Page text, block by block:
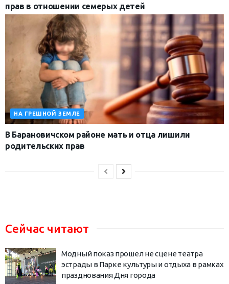
прав в отношении семерых детей
НА ГРЕШНОЙ ЗЕМЛЕ
В Барановичском районе мать и отца лишили
родительских прав
Сейчас читают
Модный показ прошел не сцене театра
эстрады в Парке культуры и отдыха в рамках
празднования Дня города